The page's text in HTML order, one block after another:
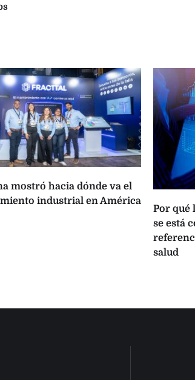
mostró hacia dónde va el
industrial en América
Por qué
se está
salud